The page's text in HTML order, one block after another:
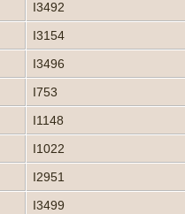
I3492
I3154
I3496
I753
I1148
I1022
I2951
I3499